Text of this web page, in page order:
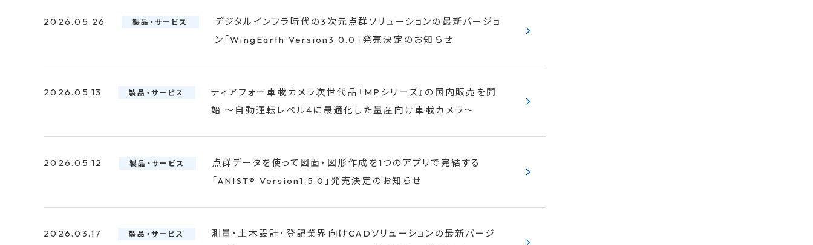
2026.05.26 製品・サービス
デジタルインフラ時代の3次元点群ソリューションの最新バージョ
ン「WingEarth Version3.0.0」発売決定のお知らせ
2026.05.13 製品・サービス
ティアフォー車載カメラ次世代品『MPシリーズ』の国内販売を開
始 ～自動運転レベル4に最適化した量産向け車載カメラ～
2026.05.12 製品・サービス
点群データを使って図面・図形作成を1つのアプリで完結する
「ANIST® Version1.5.0」発売決定のお知らせ
2026.03.17 製品・サービス
測量・土木設計・登記業界向けCADソリューションの最新バージ